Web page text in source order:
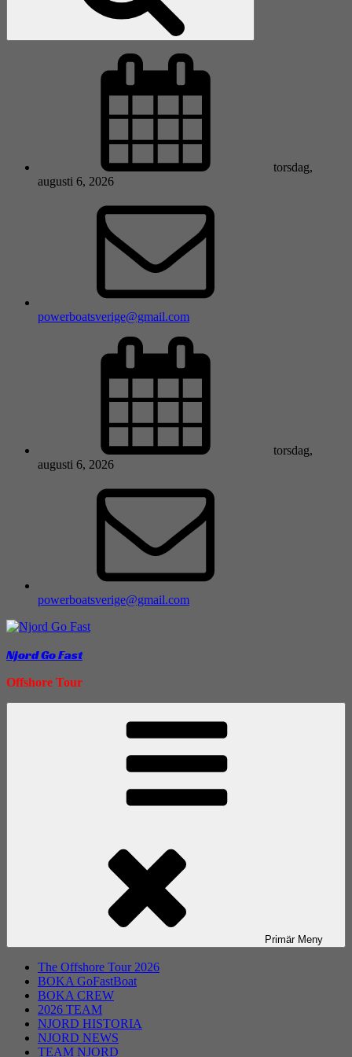
torsdag,
augusti 6, 2026
powerboatsverige@gmail.com
torsdag,
augusti 6, 2026
powerboatsverige@gmail.com
Njord Go Fast
Offshore Tour
Primär Meny
The Offshore Tour 2026
BOKA GoFastBoat
BOKA CREW
2026 TEAM
NJORD HISTORIA
NJORD NEWS
TEAM NJORD